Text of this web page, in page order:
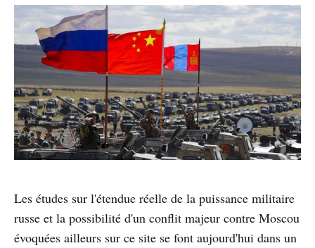
Les études sur l'étendue réelle de la puissance militaire
russe et la possibilité d'un conflit majeur contre Moscou
évoquées ailleurs sur ce site se font aujourd'hui dans un